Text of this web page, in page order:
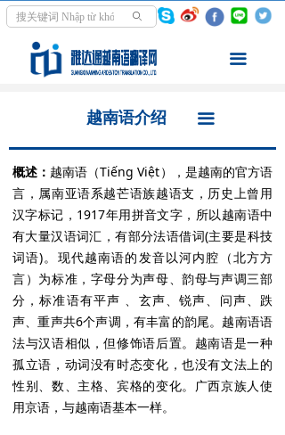
ꄙ
끀
首页
翻译服务
学越南语
关于我们
越南语介绍
概述： 越南语（Tiếng Việt），是越南的官方语
言，属南亚语系越芒语族越语支，历史上曾用
汉字标记，1917年用拼音文字，所以越南语中
有大量汉语词汇，有部分法语借词(主要是科技
词语)。现代越南语的发音以河内腔（北方方
言）为标准，字母分为声母、韵母与声调三部
分，标准语有平声 、玄声、锐声、问声、跌
声、重声共6个声调，有丰富的韵尾。越南语语
法与汉语相似，但修饰语后置。越南语是一种
孤立语，动词没有时态变化，也没有文法上的
性别、数、主格、宾格的变化。广西京族人使
用京语，与越南语基本一样。
끀
越南语介绍
翻译领域
文件笔译
影音翻译
翻译案例